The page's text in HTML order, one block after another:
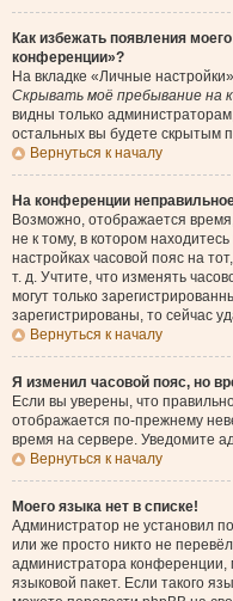
Как избежать появления
конференции»?
На вкладке «Личные
Скрывать моё пребывание на
видны только
остальных вы будете скрытым
Вернуться к началу
На конференции
Возможно, отображается
не к тому, в котором
настройках часовой пояс на
т. д. Учтите, что изменять
могут только
зарегистрированы, то сейчас
Вернуться к началу
Я изменил часовой пояс, но
Если вы уверены, что
отображается по-прежнему
время на сервере. Уведомите
Вернуться к началу
Моего языка нет в списке!
Администратор не установил
или же просто никто не
администратора конференции,
языковой пакет. Если такого